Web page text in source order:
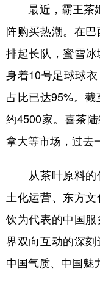
地方频道
北京
辽宁
浙江
山东
广东
四川
陕西
最近，霸王茶姬
阵购买热潮。在
排起长队，蜜雪冰
身着10号足球球
占比已达95%。
约4500家。喜茶
拿大等市场，过去
从茶叶原料的
土化运营、东方
饮为代表的中国
界双向互动的深刻
中国气质、中国魅